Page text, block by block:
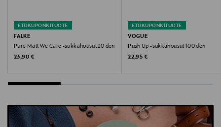
ETUKUPONKITUOTE
FALKE
Pure Matt We Care -sukkahousut 20 den
Original Price
23,90 €
ETUKUPONKITUOTE
VOGUE
Push Up -sukkahousut 100 den
Original Price
22,95 €